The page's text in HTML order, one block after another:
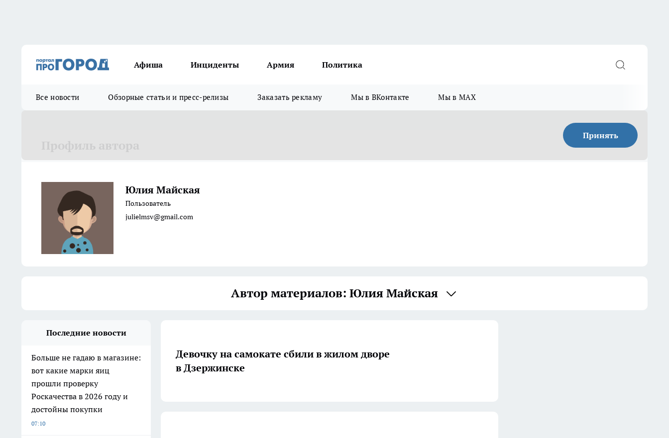
Афиша Инциденты Армия Политика
Все новости Обзорные статьи и пресс-релизы Заказать рекламу Мы в ВКонтакте Мы в MAX
Принять
Юлия Майская
Пользователь
julielmsv@gmail.com
Автор материалов: Юлия Майская
Последние новости
Больше не гадаю в магазине:
вот какие марки яиц
прошли проверку
Роскачества в 2026 году и
достойны покупки
07:10
Девочку на самокате сбили в жилом дворе
в Дзержинске